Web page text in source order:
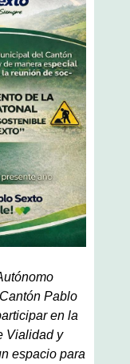
Pablo
en la
Vialidad y
espacio para